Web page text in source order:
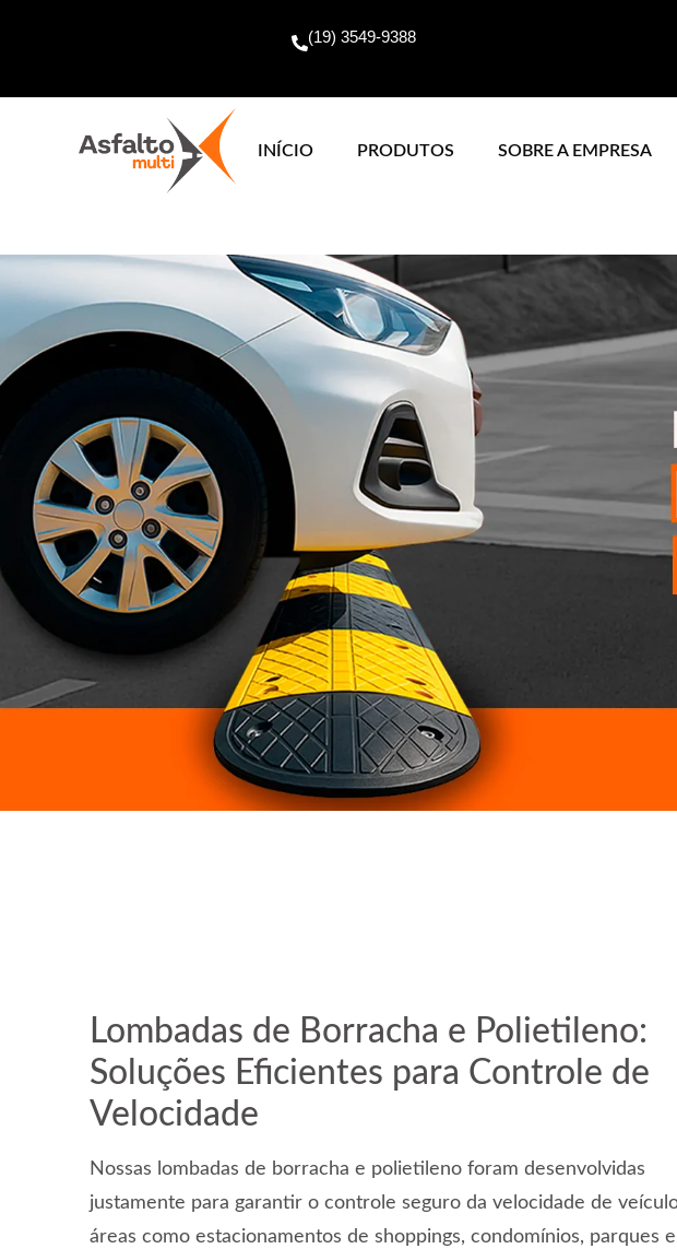
(19) 3549-9388
INÍCIO PRODUTOS SOBRE A EMPRESA
Lombadas de Borracha e Polietileno:
Soluções Eficientes para Controle de
Velocidade
Nossas lombadas de borracha e polietileno foram desenvolvidas
justamente para garantir o controle seguro da velocidade de
áreas como estacionamentos de shoppings, condomínios, parques e